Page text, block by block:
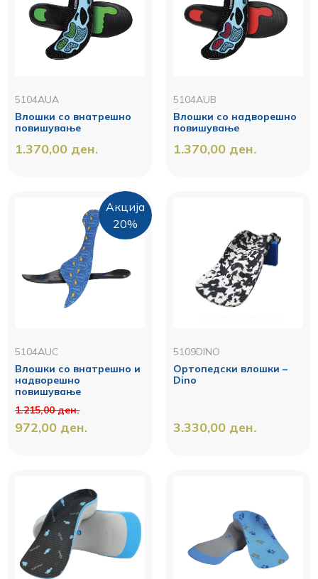
5104AUA
Влошки со внатрешно
повишувањe
1.370,00 ден.
5104AUB
Влошки со надворешно
повишување
1.370,00 ден.
Акција
20%
5104AUC
Влошки со внатрешно и
надворешно
повишување
1.215,00ден.
972,00 ден.
5109DINO
Ортопедски влошки –
Dino
3.330,00 ден.